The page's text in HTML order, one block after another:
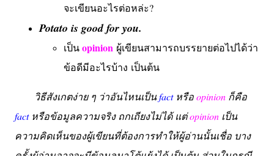
จะเขียนอะไรต่อหล่ะ?
Potato is good for you.
เป็นopinion ผู้เขียนสามารถบรรยายต่อไปได้ว่า
ข้อดีมีอะไรบ้าง เป็นต้น
วิธีสังเกตง่าย ๆ ว่าอันไหนเป็นfact หรือopinion ก็คือ
fact หรือข้อมูลความจริง ถกเถียงไม่ได้ แต่opinion เป็น
ความคิดเห็นของผู้เขียนที่ต้องการทำให้ผู้อ่านนั้นเชื่อ บาง